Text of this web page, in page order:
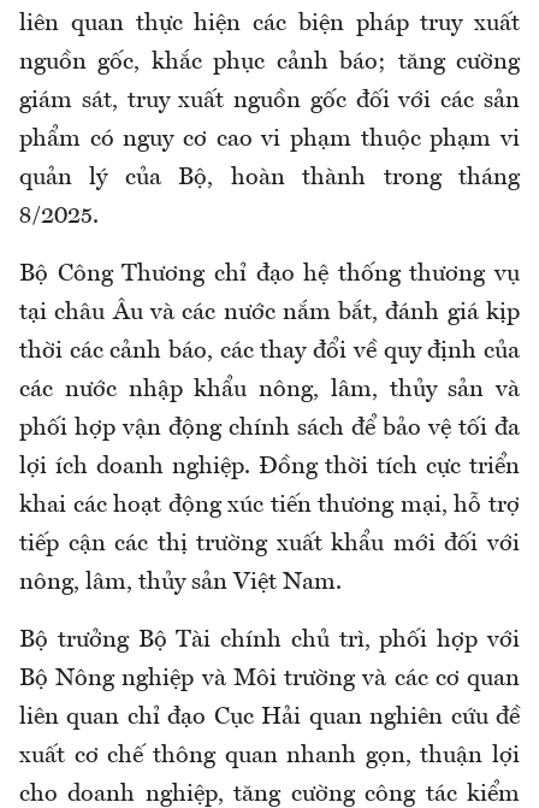
liên quan thực hiện các biện pháp truy xuất
nguồn gốc, khắc phục cảnh báo; tăng cường
giám sát, truy xuất nguồn gốc đối với các sản
phẩm có nguy cơ cao vi phạm thuộc phạm vi
quản lý của Bộ, hoàn thành trong tháng
8/2025.
Bộ Công Thương chỉ đạo hệ thống thương vụ
tại châu Âu và các nước nắm bắt, đánh giá kịp
thời các cảnh báo, các thay đổi về quy định của
các nước nhập khẩu nông, lâm, thủy sản và
phối hợp vận động chính sách để bảo vệ tối đa
lợi ích doanh nghiệp. Đồng thời tích cực triển
khai các hoạt động xúc tiến thương mại, hỗ trợ
tiếp cận các thị trường xuất khẩu mới đối với
nông, lâm, thủy sản Việt Nam.
Bộ trưởng Bộ Tài chính chủ trì, phối hợp với
Bộ Nông nghiệp và Môi trường và các cơ quan
liên quan chỉ đạo Cục Hải quan nghiên cứu đề
xuất cơ chế thông quan nhanh gọn, thuận lợi
cho doanh nghiệp, tăng cường công tác kiểm